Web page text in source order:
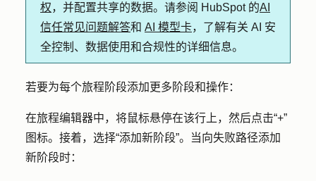
权，并配置共享的数据。请参阅 HubSpot 的AI
信任常见问题解答和 AI 模型卡，了解有关 AI 安
全控制、数据使用和合规性的详细信息。
若要为每个旅程阶段添加更多阶段和操作：
在旅程编辑器中，将鼠标悬停在该行上，然后点击“+”
图标。接着，选择“添加新阶段”。当向失败路径添加
新阶段时：